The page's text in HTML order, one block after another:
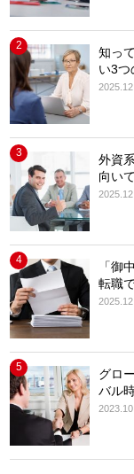
2
知っ
い3つ
3
外資
向い
4
「御
転職
5
グロ
バル